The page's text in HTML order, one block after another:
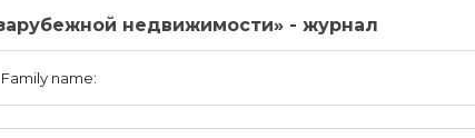
недвижимости» - журнал
Family name: